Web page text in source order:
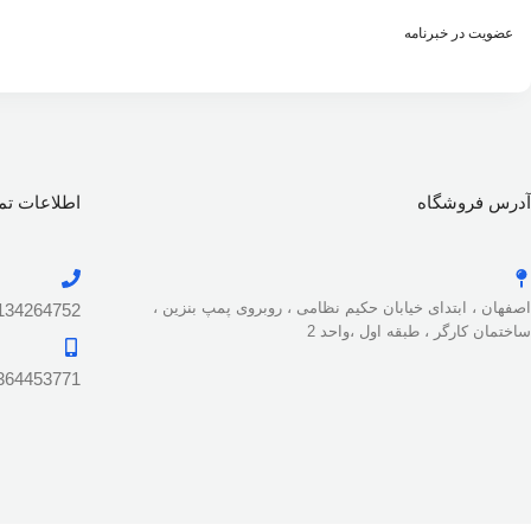
عضویت در خبرنامه
آدرس فروشگاه
اصفهان ، ابتدای خیابان حکیم نظامی ، روبروی پمپ بنزین ،
ساختمان کارگر ، طبقه اول ،واحد 2
اطلاعات